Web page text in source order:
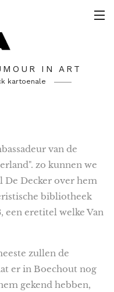
IN ART
kartoenale
van de
zo kunnen we
De Decker over hem
bibliotheek
een eretitel welke Van
zullen de
er in Boechout nog
gekend hebben,